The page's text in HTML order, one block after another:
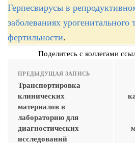
Герпесвирусы в
заболеваниях
фертильности.
Поделитесь с коллегами
ПРЕДЫДУЩАЯ ЗАПИСЬ
Транспортировка
клинических
материалов в
лабораторию для
диагностических
исследований